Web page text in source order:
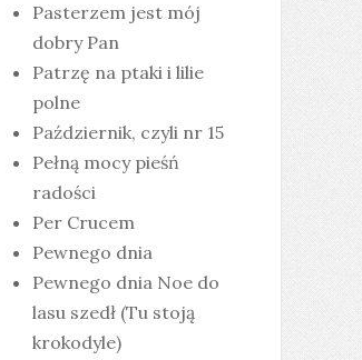
Pasterzem jest mój
dobry Pan
Patrzę na ptaki i lilie
polne
Październik, czyli nr 15
Pełną mocy pieśń
radości
Per Crucem
Pewnego dnia
Pewnego dnia Noe do
lasu szedł (Tu stoją
krokodyle)